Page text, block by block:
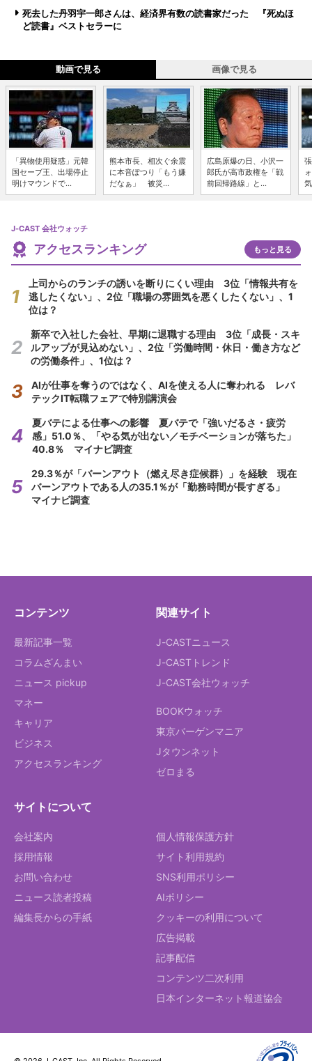
死去した丹羽宇一郎さんは、経済界有数の読書家だった 『死ぬほ
ど読書』ベストセラーに
動画で見る 画像で見る
「異物使用疑惑」元韓
国セーブ王、出場停止
明けマウンドで...
熊本市長、相次ぐ余震
に本音ぽつり「もう嫌
だなぁ」 被災...
広島原爆の日、小沢一
郎氏が高市政権を「戦
前回帰路線」と...
J-CAST 会社ウォッチ
アクセスランキング もっと見る
上司からのランチの誘いを断りにくい理由 3位「情報共有を
逃したくない」、2位「職場の雰囲気を悪くしたくない」、1
位は？
新卒で入社した会社、早期に退職する理由 3位「成長・スキ
ルアップが見込めない」、2位「労働時間・休日・働き方など
の労働条件」、1位は？
AIが仕事を奪うのではなく、AIを使える人に奪われる レバ
テックIT転職フェアで特別講演会
夏バテによる仕事への影響 夏バテで「強いだるさ・疲労
感」51.0％、「やる気が出ない／モチベーションが落ちた」
40.8％ マイナビ調査
29.3％が「バーンアウト（燃え尽き症候群）」を経験 現在
バーンアウトである人の35.1％が「勤務時間が長すぎる」
マイナビ調査
コンテンツ
最新記事一覧
コラムざんまい
ニュース pickup
マネー
キャリア
ビジネス
アクセスランキング
関連サイト
J-CASTニュース
J-CASTトレンド
J-CAST会社ウォッチ
BOOKウォッチ
東京バーゲンマニア
Jタウンネット
ゼロまる
サイトについて
会社案内
採用情報
お問い合わせ
ニュース読者投稿
編集長からの手紙
個人情報保護方針
サイト利用規約
SNS利用ポリシー
AIポリシー
クッキーの利用について
広告掲載
記事配信
コンテンツ二次利用
日本インターネット報道協会